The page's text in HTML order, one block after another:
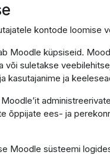
kontode loomise
Moodle küpsiseid.
või suletakse
kasutajanime ja
õppijate ees- ja
Moodle süsteemi